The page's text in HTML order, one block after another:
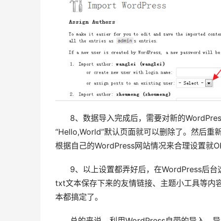
8、数据导入完成后，需要对新的
“Hello,World”默认页面就可以删除了。然后重
根据自己的WordPress网站情况来合理设置就
9、以上设置都弄好后，在WordPress后台
txt文本保存下来的友情链接、主题小工具等内
本都搞定了。